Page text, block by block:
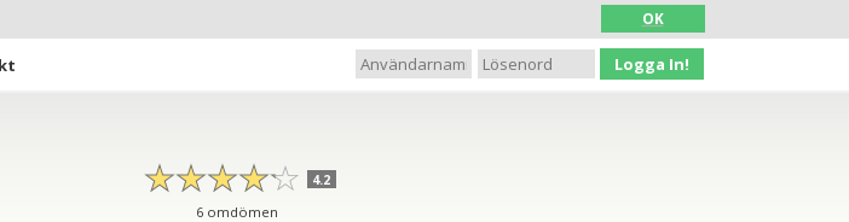
OK
Logga In!
☆☆☆☆☆
★★★★★ 4.2
6omdömen